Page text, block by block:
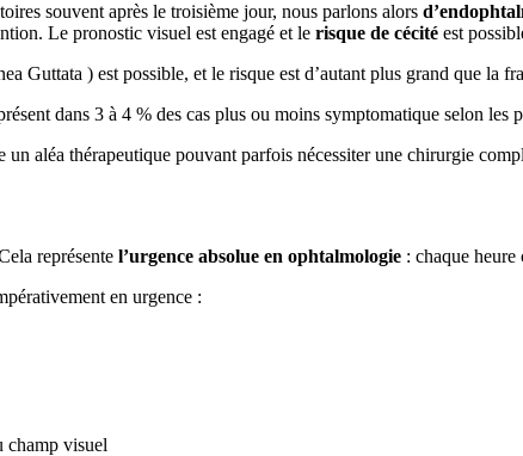
souvent après le troisième jour, nous parlons alors
Le pronostic visuel est engagé et le risque de cécité est
Guttata ) est possible, et le risque est d’autant plus grand que la
dans 3 à 4 % des cas plus ou moins symptomatique selon les
un aléa thérapeutique pouvant parfois nécessiter une chirurgie
représente l’urgence absolue en ophtalmologie : chaque heure
en urgence :
champ visuel